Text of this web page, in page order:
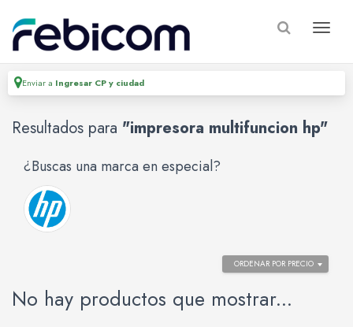
Enviar a Ingresar CP y ciudad
Resultados para "impresora multifuncion hp"
¿Buscas una marca en especial?
ORDENAR POR PRECIO
No hay productos que mostrar...